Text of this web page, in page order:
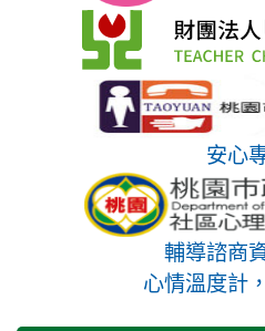
安心
輔導諮商
心情溫度計